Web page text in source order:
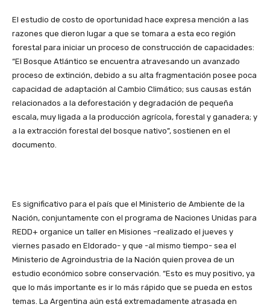
El estudio de costo de oportunidad hace expresa mención a las
razones que dieron lugar a que se tomara a esta eco región
forestal para iniciar un proceso de construcción de capacidades:
“El Bosque Atlántico se encuentra atravesando un avanzado
proceso de extinción, debido a su alta fragmentación posee poca
capacidad de adaptación al Cambio Climático; sus causas están
relacionados a la deforestación y degradación de pequeña
escala, muy ligada a la producción agrícola, forestal y ganadera; y
a la extracción forestal del bosque nativo”, sostienen en el
documento.
Es significativo para el país que el Ministerio de Ambiente de la
Nación, conjuntamente con el programa de Naciones Unidas para
REDD+ organice un taller en Misiones –realizado el jueves y
viernes pasado en Eldorado- y que -al mismo tiempo- sea el
Ministerio de Agroindustria de la Nación quien provea de un
estudio económico sobre conservación. “Esto es muy positivo, ya
que lo más importante es ir lo más rápido que se pueda en estos
temas. La Argentina aún está extremadamente atrasada en